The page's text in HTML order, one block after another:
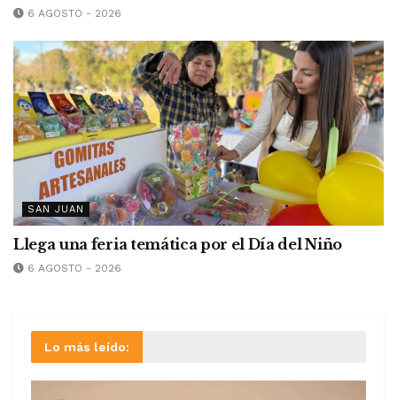
6 AGOSTO - 2026
SAN JUAN
Llega una feria temática por el Día del Niño
6 AGOSTO - 2026
Lo más leído: